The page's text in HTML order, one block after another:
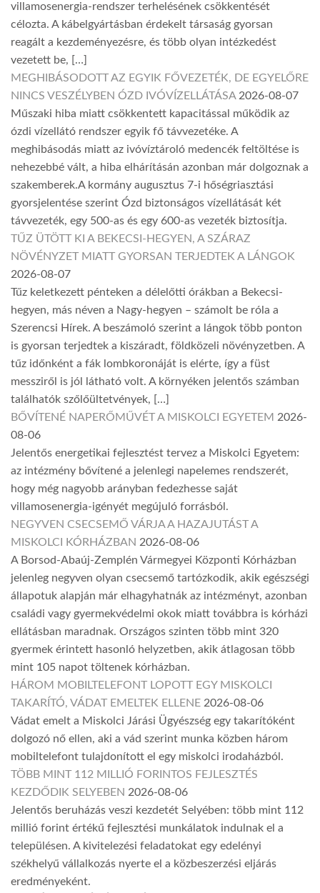
villamosenergia-rendszer terhelésének csökkentését
célozta. A kábelgyártásban érdekelt társaság gyorsan
reagált a kezdeményezésre, és több olyan intézkedést
vezetett be, […]
MEGHIBÁSODOTT AZ EGYIK FŐVEZETÉK, DE EGYELŐRE
NINCS VESZÉLYBEN ÓZD IVÓVÍZELLÁTÁSA 2026-08-07
Műszaki hiba miatt csökkentett kapacitással működik az
ózdi vízellátó rendszer egyik fő távvezetéke. A
meghibásodás miatt az ivóvíztároló medencék feltöltése is
nehezebbé vált, a hiba elhárításán azonban már dolgoznak a
szakemberek.A kormány augusztus 7-i hőségriasztási
gyorsjelentése szerint Ózd biztonságos vízellátását két
távvezeték, egy 500-as és egy 600-as vezeték biztosítja.
TŰZ ÜTÖTT KI A BEKECSI-HEGYEN, A SZÁRAZ
NÖVÉNYZET MIATT GYORSAN TERJEDTEK A LÁNGOK
2026-08-07
Tűz keletkezett pénteken a délelőtti órákban a Bekecsi-
hegyen, más néven a Nagy-hegyen – számolt be róla a
Szerencsi Hírek. A beszámoló szerint a lángok több ponton
is gyorsan terjedtek a kiszáradt, földközeli növényzetben. A
tűz időnként a fák lombkoronáját is elérte, így a füst
messziről is jól látható volt. A környéken jelentős számban
találhatók szőlőültetvények, […]
BŐVÍTENÉ NAPERŐMŰVÉT A MISKOLCI EGYETEM 2026-
08-06
Jelentős energetikai fejlesztést tervez a Miskolci Egyetem:
az intézmény bővítené a jelenlegi napelemes rendszerét,
hogy még nagyobb arányban fedezhesse saját
villamosenergia-igényét megújuló forrásból.
NEGYVEN CSECSEMŐ VÁRJA A HAZAJUTÁST A
MISKOLCI KÓRHÁZBAN 2026-08-06
A Borsod-Abaúj-Zemplén Vármegyei Központi Kórházban
jelenleg negyven olyan csecsemő tartózkodik, akik egészségi
állapotuk alapján már elhagyhatnák az intézményt, azonban
családi vagy gyermekvédelmi okok miatt továbbra is kórházi
ellátásban maradnak. Országos szinten több mint 320
gyermek érintett hasonló helyzetben, akik átlagosan több
mint 105 napot töltenek kórházban.
HÁROM MOBILTELEFONT LOPOTT EGY MISKOLCI
TAKARÍTÓ, VÁDAT EMELTEK ELLENE 2026-08-06
Vádat emelt a Miskolci Járási Ügyészség egy takarítóként
dolgozó nő ellen, aki a vád szerint munka közben három
mobiltelefont tulajdonított el egy miskolci irodaházból.
TÖBB MINT 112 MILLIÓ FORINTOS FEJLESZTÉS
KEZDŐDIK SELYEBEN 2026-08-06
Jelentős beruházás veszi kezdetét Selyében: több mint 112
millió forint értékű fejlesztési munkálatok indulnak el a
településen. A kivitelezési feladatokat egy edelényi
székhelyű vállalkozás nyerte el a közbeszerzési eljárás
eredményeként.